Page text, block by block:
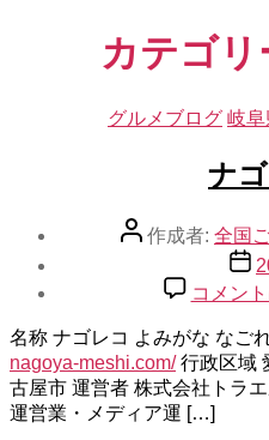
示
カテゴリ
グルメブログ 岐阜
ナ
投 作成者: 全国
投
稿
ナ
レ
コ
へ
の
コメン
名称 ナゴレコ よみがな なご
nagoya-meshi.com/行政区域
古屋市 運営者 株式会社トラ
運営業・メディア運 […]